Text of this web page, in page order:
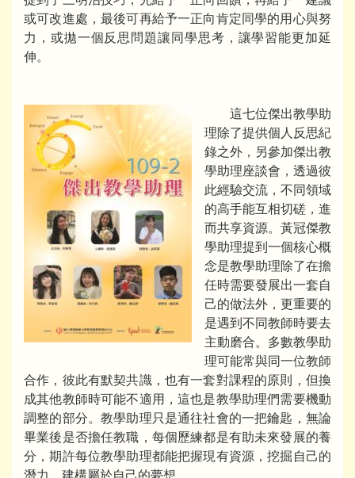
或可改進處，最後可再給予一正向肯定同學的用心與努
力，或拋一個反思問題讓同學思考，讓學習能更加延
伸。
這七位傑出教學助
理除了提供個人反思紀
錄之外，另參加傑出教
學助理座談會，透過彼
此經驗交流，不同領域
的高手能互相切磋，進
而共享資源。黃冠傑教
學助理提到一個核心概
念是教學助理除了在擔
任時需要發展出一套自
己的做法外，更重要的
是遇到不同教師時要去
主動磨合。多數教學助
理可能常與同一位教師
合作，彼此有默契共識，也有一套對課程的原則，但換
成其他教師時可能不適用，這也是教學助理們需要機動
調整的部分。教學助理只是通往社會的一把鑰匙，無論
畢業後是否擔任教職，每個歷練都是有助未來發展的養
分，期許每位教學助理都能把握現有資源，挖掘自己的
潛力，建構屬於自己的夢想。